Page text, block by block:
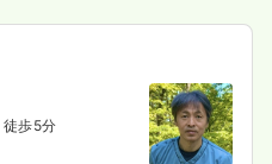
歩5分